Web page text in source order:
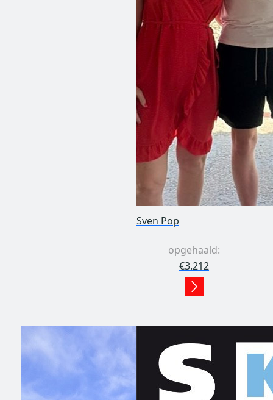
Sven Pop
opgehaald:
€3.212